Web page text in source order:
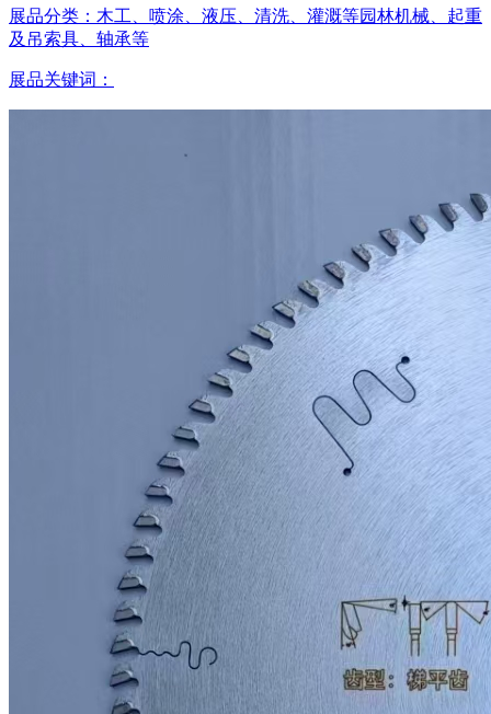
展品分类： 木工、喷涂、液压、清洗、灌溉等园林机械、起重
及吊索具、轴承等
展品关键词：